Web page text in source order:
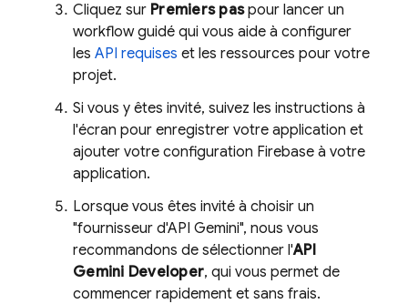
Cliquez sur Premiers paspour lancer un
workflow guidé qui vous aide à configurer
les API requises et les ressources pour votre
projet.
Si vous y êtes invité, suivez les instructions à
l'écran pour enregistrer votre application et
ajouter votre configuration Firebase à votre
application.
Lorsque vous êtes invité à choisir un
"fournisseur d'API Gemini", nous vous
recommandons de sélectionner l'API
Gemini Developer, qui vous permet de
commencer rapidement et sans frais.